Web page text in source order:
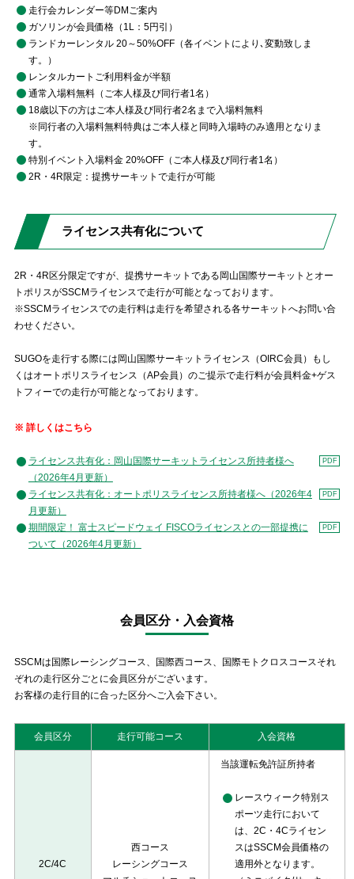
走行会カレンダー等DMご案内
ガソリンが会員価格（1L：5円引）
ランドカーレンタル 20～50%OFF（各イベントにより､変動致しま
す。）
レンタルカートご利用料金が半額
通常入場料無料（ご本人様及び同行者1名）
18歳以下の方はご本人様及び同行者2名まで入場料無料
※同行者の入場料無料特典はご本人様と同時入場時のみ適用となりま
す。
特別イベント入場料金 20%OFF（ご本人様及び同行者1名）
2R・4R限定：提携サーキットで走行が可能
ライセンス共有化について
2R・4R区分限定ですが、提携サーキットである岡山国際サーキットとオー
トポリスがSSCMライセンスで走行が可能となっております。
※SSCMライセンスでの走行料は走行を希望される各サーキットへお問い合
わせください。
SUGOを走行する際には岡山国際サーキットライセンス（OIRC会員）もし
くはオートポリスライセンス（AP会員）のご提示で走行料が会員料金+ゲス
トフィーでの走行が可能となっております。
※ 詳しくはこちら
ライセンス共有化：岡山国際サーキットライセンス所持者様へ
（2026年4月更新）
ライセンス共有化：オートポリスライセンス所持者様へ（2026年4
月更新）
期間限定！ 富士スピードウェイ FISCOライセンスとの一部提携に
ついて（2026年4月更新）
会員区分・入会資格
SSCMは国際レーシングコース、国際西コース、国際モトクロスコースそれ
ぞれの走行区分ごとに会員区分がございます。
お客様の走行目的に合った区分へご入会下さい。
会員区分 走行可能コース 入会資格
2C/4C
西コース
レーシングコース
当該運転免許証所持者
レースウィーク特別ス
ポーツ走行において
は、2C・4Cライセン
スはSSCM会員価格の
適用外となります。